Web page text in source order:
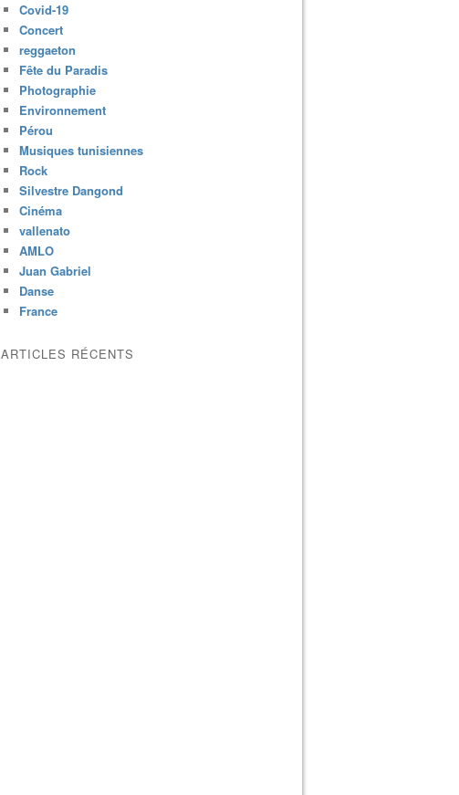
Covid-19
Concert
reggaeton
Fête du Paradis
Photographie
Environnement
Pérou
Musiques tunisiennes
Rock
Silvestre Dangond
Cinéma
vallenato
AMLO
Juan Gabriel
Danse
France
ARTICLES RÉCENTS